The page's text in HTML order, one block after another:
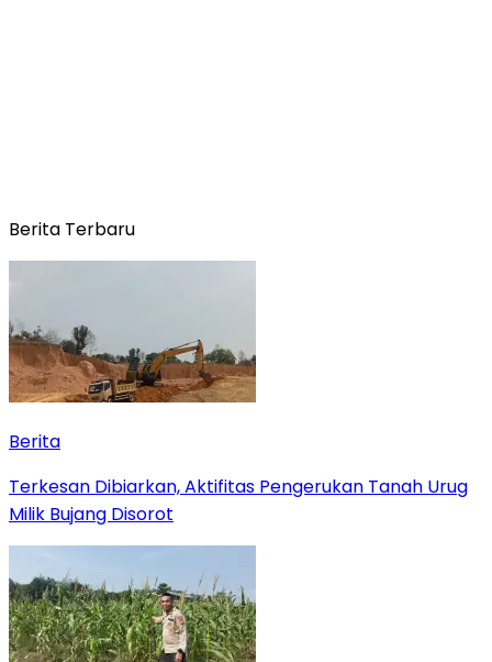
Berita Terbaru
Berita
Terkesan Dibiarkan, Aktifitas Pengerukan Tanah Urug
Milik Bujang Disorot